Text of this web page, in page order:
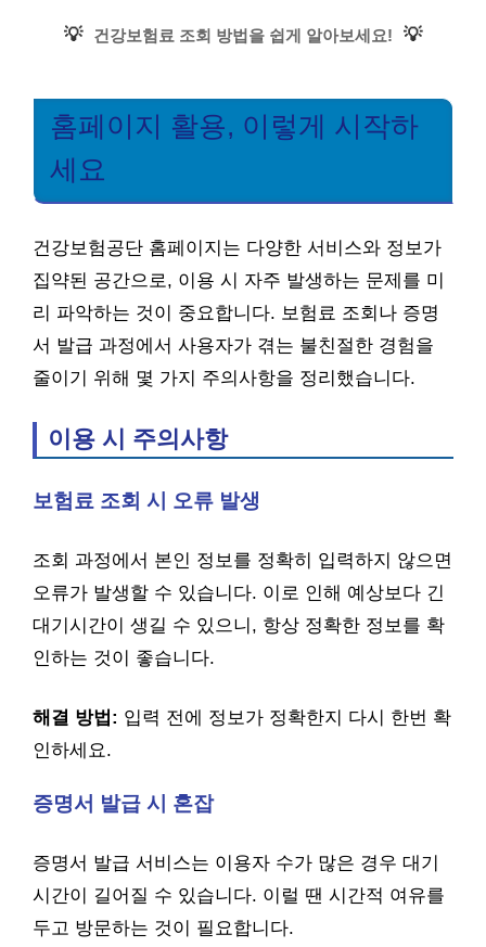
💡 건강보험료 조회 방법을 쉽게 알아보세요! 💡
홈페이지 활용, 이렇게 시작하
세요
건강보험공단 홈페이지는 다양한 서비스와 정보가
집약된 공간으로, 이용 시 자주 발생하는 문제를 미
리 파악하는 것이 중요합니다. 보험료 조회나 증명
서 발급 과정에서 사용자가 겪는 불친절한 경험을
줄이기 위해 몇 가지 주의사항을 정리했습니다.
이용 시 주의사항
보험료 조회 시 오류 발생
조회 과정에서 본인 정보를 정확히 입력하지 않으면
오류가 발생할 수 있습니다. 이로 인해 예상보다 긴
대기시간이 생길 수 있으니, 항상 정확한 정보를 확
인하는 것이 좋습니다.
해결 방법: 입력 전에 정보가 정확한지 다시 한번 확
인하세요.
증명서 발급 시 혼잡
증명서 발급 서비스는 이용자 수가 많은 경우 대기
시간이 길어질 수 있습니다. 이럴 땐 시간적 여유를
두고 방문하는 것이 필요합니다.